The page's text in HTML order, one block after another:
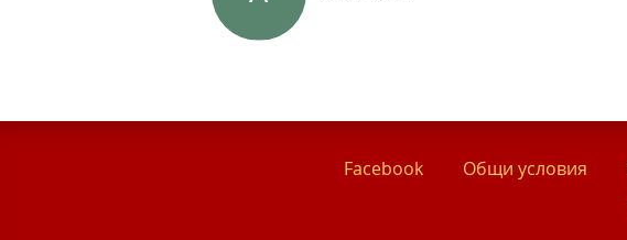
Facebook Общи условия